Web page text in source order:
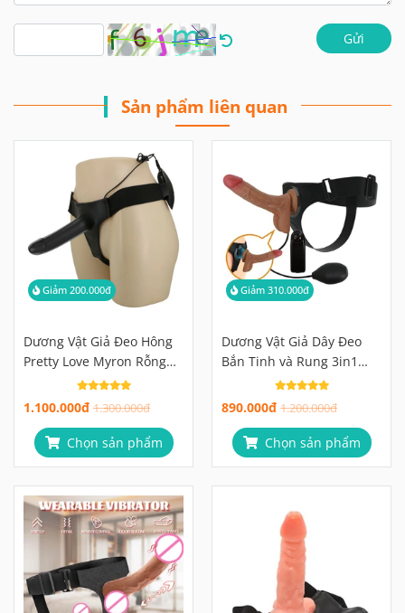
Gửi
Sản phẩm liên quan
Giảm 200.000đ
Dương Vật Giả Đeo Hông
Pretty Love Myron Rỗng
Ruột Hỗ Trợ Tăng Kích
Thước
1.100.000đ 1.300.000đ
Chọn sản phẩm
Giảm 310.000đ
Dương Vật Giả Dây Đeo
Bắn Tinh và Rung 3in1
Pretty Love
890.000đ 1.200.000đ
Chọn sản phẩm